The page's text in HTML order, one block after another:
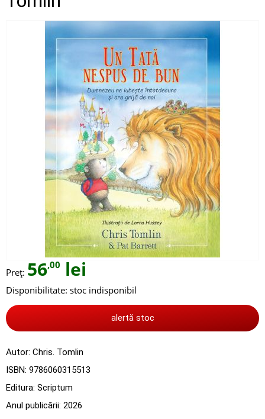
Preț: 56,00 lei
Disponibilitate: stoc indisponibil
alertă stoc
Autor: Chris. Tomlin
ISBN: 9786060315513
Editura: Scriptum
Anul publicării: 2026